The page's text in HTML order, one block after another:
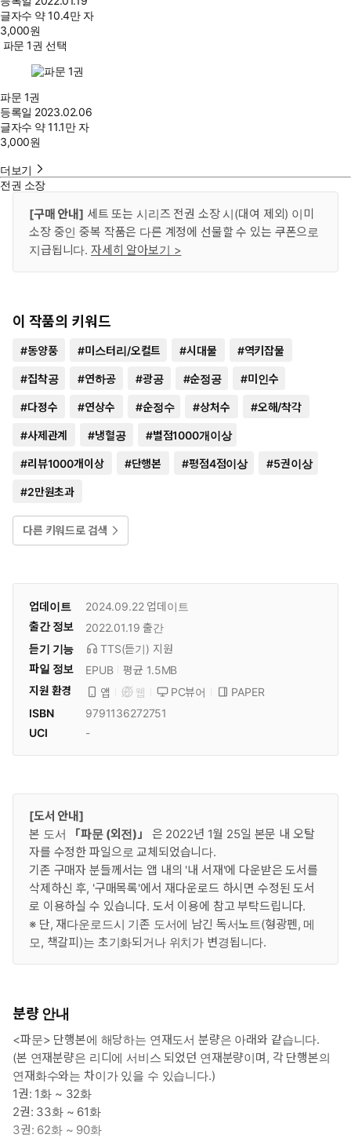
글자수 약 10.4만 자
3,000원
파문 1권 선택
파문 1권
등록일 2023.02.06
글자수 약 11.1만 자
3,000원
더보기
전권 소장
[구매 안내] 세트 또는 시리즈 전권 소장 시(대여 제외) 이미
소장 중인 중복 작품은 다른 계정에 선물할 수 있는 쿠폰으로
지급됩니다. 자세히 알아보기 >
이 작품의 키워드
#동양풍 #미스터리/오컬트 #시대물 #역키잡물
#집착공 #연하공 #광공 #순정공 #미인수
#다정수 #연상수 #순정수 #상처수 #오해/착각
#사제관계 #냉혈공 #별점1000개이상
#리뷰1000개이상 #단행본 #평점4점이상 #5권이상
#2만원초과
다른 키워드로 검색
업데이트 2024.09.22업데이트
출간 정보
2022.01.19 출간
듣기 기능
TTS(듣기) 지원
파일 정보
EPUB
평균 1.5MB
지원 환경
앱 웹 PC뷰어
PAPER
ISBN
9791136272751
UCI
-
[도서 안내]
본 도서
「파문 (외전)」
은 2022년 1월 25일 본문 내 오탈
자를 수정한 파일으로 교체되었습니다.
기존 구매자 분들께서는 앱 내의 '내 서재'에 다운받은 도서를
삭제하신 후, '구매목록'에서 재다운로드 하시면 수정된 도서
로 이용하실 수 있습니다. 도서 이용에 참고 부탁드립니다.
※ 단, 재다운로드시 기존 도서에 남긴 독서노트(형광펜, 메
모, 책갈피)는 초기화되거나 위치가 변경됩니다.
분량 안내
<파문> 단행본에 해당하는 연재도서 분량은 아래와 같습니다.
(본 연재분량은 리디에 서비스 되었던 연재분량이며, 각 단행본의
연재화수와는 차이가 있을 수 있습니다.)
1권: 1화 ~ 32화
2권: 33화 ~ 61화
3권: 62화 ~ 90화